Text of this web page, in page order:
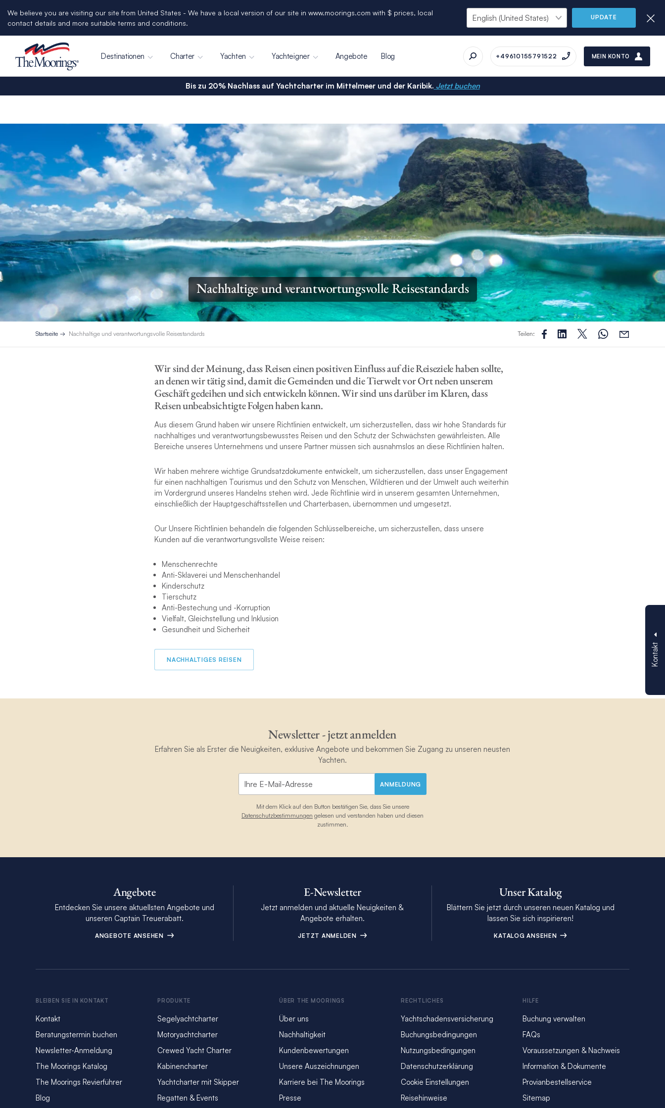
We believe you are visiting our site from United States - We have a local version of our site in www.moorings.com with $ prices, local
contact details and more suitable terms and conditions.
UPDATE
Destinationen Charter Yachten Yachteigner Angebote Blog +49610155791522 MEIN KONTO
Kontakt
Bis zu 20% Nachlass auf Yachtcharter im Mittelmeer und der Karibik. Jetzt buchen
Nachhaltige und verantwortungsvolle Reisestandards
Startseite Nachhaltige und verantwortungsvolle Reisestandards Teilen:
Wir sind der Meinung, dass Reisen einen positiven Einfluss auf die Reiseziele haben sollte,
an denen wir tätig sind, damit die Gemeinden und die Tierwelt vor Ort neben unserem
Geschäft gedeihen und sich entwickeln können. Wir sind uns darüber im Klaren, dass
Reisen unbeabsichtigte Folgen haben kann.
Aus diesem Grund haben wir unsere Richtlinien entwickelt, um sicherzustellen, dass wir hohe Standards für
nachhaltiges und verantwortungsbewusstes Reisen und den Schutz der Schwächsten gewährleisten. Alle
Bereiche unseres Unternehmens und unsere Partner müssen sich ausnahmslos an diese Richtlinien halten.
Wir haben mehrere wichtige Grundsatzdokumente entwickelt, um sicherzustellen, dass unser Engagement
für einen nachhaltigen Tourismus und den Schutz von Menschen, Wildtieren und der Umwelt auch weiterhin
im Vordergrund unseres Handelns stehen wird. Jede Richtlinie wird in unserem gesamten Unternehmen,
einschließlich der Hauptgeschäftsstellen und Charterbasen, übernommen und umgesetzt.
Our Unsere Richtlinien behandeln die folgenden Schlüsselbereiche, um sicherzustellen, dass unsere
Kunden auf die verantwortungsvollste Weise reisen:
Menschenrechte
Anti-Sklaverei und Menschenhandel
Kinderschutz
Tierschutz
Anti-Bestechung und -Korruption
Vielfalt, Gleichstellung und Inklusion
Gesundheit und Sicherheit
NACHHALTIGES REISEN
Newsletter - jetzt anmelden
Erfahren Sie als Erster die Neuigkeiten, exklusive Angebote und bekommen Sie Zugang zu unseren neusten
Yachten.
ANMELDUNG
Mit dem Klick auf den Button bestätigen Sie, dass Sie unsere
Datenschutzbestimmungen gelesen und verstanden haben und diesen
zustimmen.
Angebote
Entdecken Sie unsere aktuellsten Angebote und
unseren Captain Treuerabatt.
ANGEBOTE ANSEHEN
E-Newsletter
Jetzt anmelden und aktuelle Neuigkeiten &
Angebote erhalten.
JETZT ANMELDEN
Unser Katalog
Blättern Sie jetzt durch unseren neuen Katalog und
lassen Sie sich inspirieren!
KATALOG ANSEHEN
BLEIBEN SIE IN KONTAKT
Kontakt
Beratungstermin buchen
Newsletter-Anmeldung
The Moorings Katalog
The Moorings Revierführer
Blog
PRODUKTE
Segelyachtcharter
Motoryachtcharter
Crewed Yacht Charter
Kabinencharter
Yachtcharter mit Skipper
Regatten & Events
ÜBER THE MOORINGS
Über uns
Nachhaltigkeit
Kundenbewertungen
Unsere Auszeichnungen
Karriere bei The Moorings
Presse
RECHTLICHES
Yachtschadensversicherung
Buchungsbedingungen
Nutzungsbedingungen
Datenschutzerklärung
Cookie Einstellungen
Reisehinweise
HILFE
Buchung verwalten
FAQs
Voraussetzungen & Nachweis
Information & Dokumente
Provianbestellservice
Sitemap